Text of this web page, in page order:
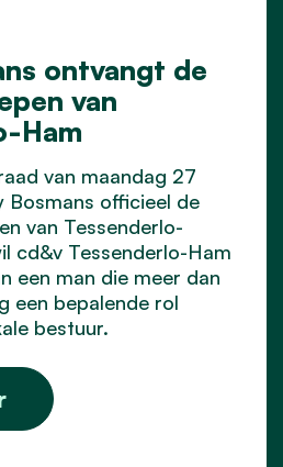
ontvangt de
van
Ham
van maandag 27
Bosmans officieel de
van Tessenderlo-
cd&v Tessenderlo-Ham
een man die meer dan
een bepalende rol
bestuur.